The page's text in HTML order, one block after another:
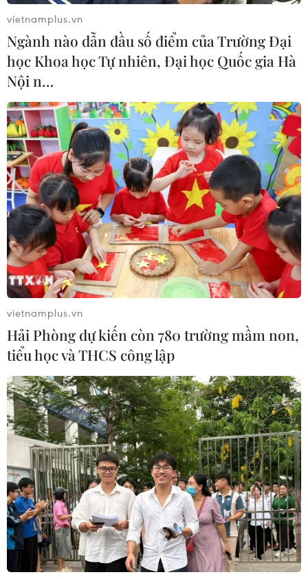
Các doanh nghiệp ngành gỗ đón nhận
nhiều cơ hội từ hiệp định CPTPP
06/04/2018 07:55
Xuất khẩu gỗ đang là một điểm sáng trong nhóm hàng
nông lâm sản và đang có triển vọng rất khả quan, nhất
là khi hiệp định Đối tác Xuyên Thái Bình Dương (CPTPP)
được thực thi.
vietnamplus.vn
Ngành nào dẫn đầu số điểm của Trường Đại
học Khoa học Tự nhiên, Đại học Quốc gia Hà
Nội n…
vietnamplus.vn
Hải Phòng dự kiến còn 780 trường mầm non,
tiểu học và THCS công lập